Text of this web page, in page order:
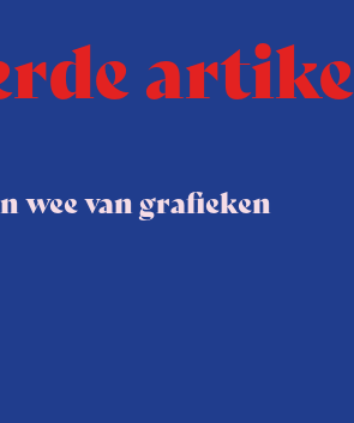
wee van grafieken